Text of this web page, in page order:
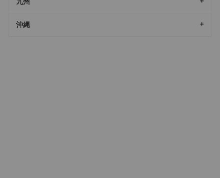
沖縄